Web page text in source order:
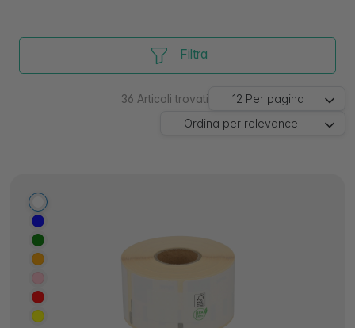
Filtra
36 Articoli trovati 12 Per pagina
Ordina per relevance